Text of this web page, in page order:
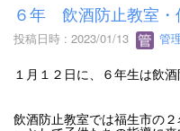
６年 飲酒防止教室・
投稿日時 : 2023/01/13 管
１月１２日に、６年生は飲
飲酒防止教室では福生市の